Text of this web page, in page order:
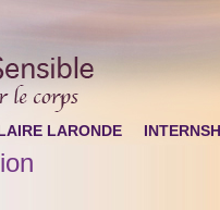
LARONDE